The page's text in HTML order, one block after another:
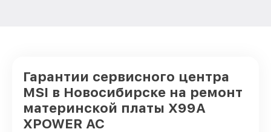
Гарантии сервисного центра
MSI в Новосибирске на ремонт
материнской платы X99A
XPOWER AC